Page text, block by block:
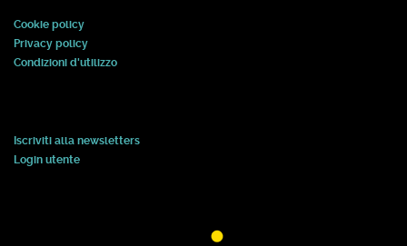
Cookie policy
Privacy policy
Condizioni d'utilizzo
Iscriviti alla newsletters
Login utente